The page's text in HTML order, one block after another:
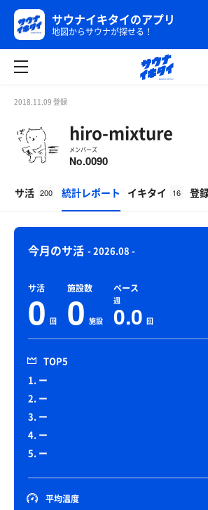
サウナイキタイのアプリ
地図からサウナが探せる！
2018.11.09 登録
hiro-mixture
メンバーズ
No.0090
サ活 200 統計レポート イキタイ 16 登
今月のサ活 - 2026.08 -
サ活
0 回
施設数
0 施設
ペース
週
0.0 回
TOP5
1. ー
2. ー
3. ー
4. ー
5. ー
平均温度